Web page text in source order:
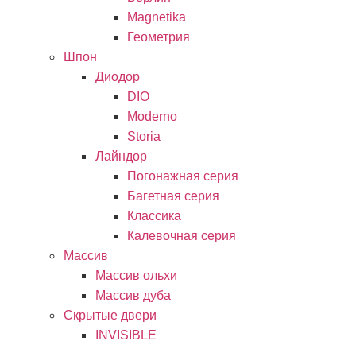
Magnetika
Геометрия
Шпон
Диодор
DIO
Moderno
Storia
Лайндор
Погонажная серия
Багетная серия
Классика
Калевочная серия
Массив
Массив ольхи
Массив дуба
Скрытые двери
INVISIBLE